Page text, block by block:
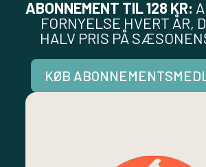
ABONNEMENT TIL 128 KR:
FORNYELSE HVERT ÅR,
HALV PRIS PÅ
KØB